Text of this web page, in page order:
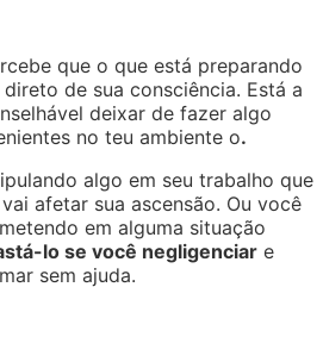
que o que está preparando
de sua consciência. Está a
deixar de fazer algo
no teu ambiente o.
algo em seu trabalho que
afetar sua ascensão. Ou você
em alguma situação
lo se você negligenciar e
sem ajuda.